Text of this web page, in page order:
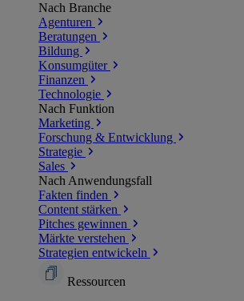
Nach Branche
Agenturen
Beratungen
Bildung
Konsumgüter
Finanzen
Technologie
Nach Funktion
Marketing
Forschung & Entwicklung
Strategie
Sales
Nach Anwendungsfall
Fakten finden
Content stärken
Pitches gewinnen
Märkte verstehen
Strategien entwickeln
Ressourcen